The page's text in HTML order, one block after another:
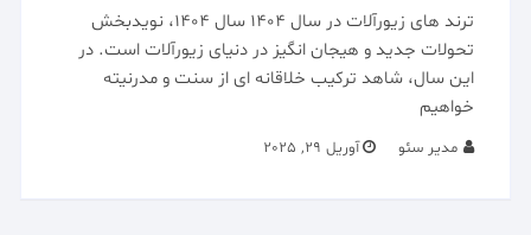
ترند های زیورآلات در سال 1404 سال ۱۴۰۴، نویدبخش
تحولات جدید و هیجان انگیز در دنیای زیورآلات است. در
این سال، شاهد ترکیب خلاقانه ای از سنت و مدرنیته
خواهیم
مدیر سئو آوریل 29, 2025